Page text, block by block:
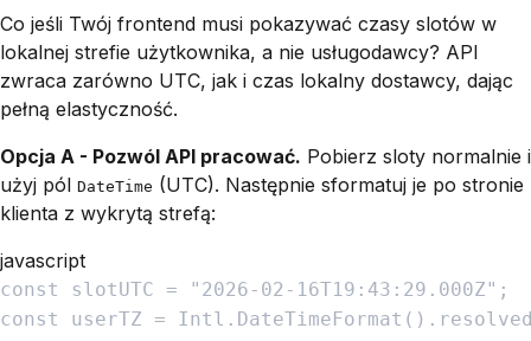
Co jeśli Twój frontend musi pokazywać czasy slotów w
lokalnej strefie użytkownika, a nie usługodawcy? API
zwraca zarówno UTC, jak i czas lokalny dostawcy, dając
pełną elastyczność.
Opcja A - Pozwól API pracować. Pobierz sloty normalnie i
użyj pól DateTime (UTC). Następnie sformatuj je po stronie
klienta z wykrytą strefą:
javascript
const slotUTC = " 2026-02-16T19:43:29.000Z" ;
const
userTZ = Intl . DateTimeFormat ( ) .